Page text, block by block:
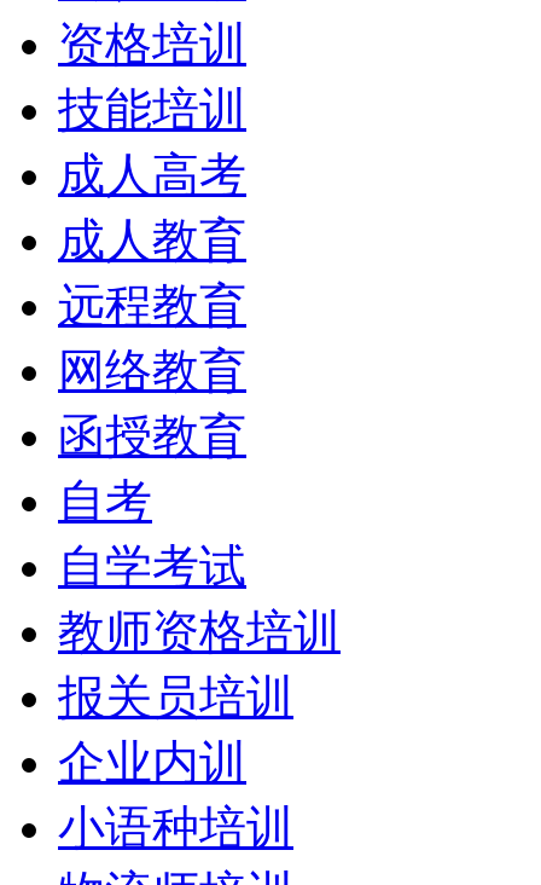
资格培训
技能培训
成人高考
成人教育
远程教育
网络教育
函授教育
自考
自学考试
教师资格培训
报关员培训
企业内训
小语种培训